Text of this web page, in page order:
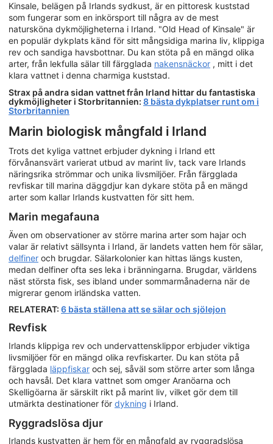
Kinsale, belägen på Irlands sydkust, är en pittoresk kuststad
som fungerar som en inkörsport till några av de mest
natursköna dykmöjligheterna i Irland. "Old Head of Kinsale" är
en populär dykplats känd för sitt mångsidiga marina liv, klippiga
rev och sandiga havsbottnar. Du kan stöta på en mängd olika
arter, från lekfulla sälar till färgglada nakensnäckor , mitt i det
klara vattnet i denna charmiga kuststad.
Strax på andra sidan vattnet från Irland hittar du fantastiska
dykmöjligheter i Storbritannien: 8 bästa dykplatser runt om i
Storbritannien
Marin biologisk mångfald i Irland
Trots det kyliga vattnet erbjuder dykning i Irland ett
förvånansvärt varierat utbud av marint liv, tack vare Irlands
näringsrika strömmar och unika livsmiljöer. Från färgglada
revfiskar till marina däggdjur kan dykare stöta på en mängd
arter som kallar Irlands kustvatten för sitt hem.
Marin megafauna
Även om observationer av större marina arter som hajar och
valar är relativt sällsynta i Irland, är landets vatten hem för sälar,
delfiner och brugdar. Sälarkolonier kan hittas längs kusten,
medan delfiner ofta ses leka i bränningarna. Brugdar, världens
näst största fisk, ses ibland under sommarmånaderna när de
migrerar genom irländska vatten.
RELATERAT: 6 bästa ställena att se sälar och sjölejon
Revfisk
Irlands klippiga rev och undervattensklippor erbjuder viktiga
livsmiljöer för en mängd olika revfiskarter. Du kan stöta på
färgglada läppfiskar och sej, såväl som större arter som långa
och havsål. Det klara vattnet som omger Aranöarna och
Skelligöarna är särskilt rikt på marint liv, vilket gör dem till
utmärkta destinationer för dykning i Irland.
Ryggradslösa djur
Irlands kustvatten är hem för en mångfald av ryggradslösa